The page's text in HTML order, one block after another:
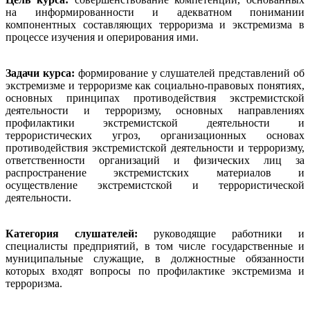
на информированности и адекватном понимании
компонентных составляющих терроризма и экстремизма в
процессе изучения и оперирования ими.
Задачи курса: формирование у слушателей представлений об
экстремизме и терроризме как социально-правовых понятиях,
основных принципах противодействия экстремистской
деятельности и терроризму, основных направлениях
профилактики экстремистской деятельности и
террористических угроз, организационных основах
противодействия экстремистской деятельности и терроризму,
ответственности организаций и физических лиц за
распространение экстремистских материалов и
осуществление экстремистской и террористической
деятельности.
Категория слушателей: руководящие работники и
специалисты предприятий, в том числе государственные и
муниципальные служащие, в должностные обязанности
которых входят вопросы по профилактике экстремизма и
терроризма.